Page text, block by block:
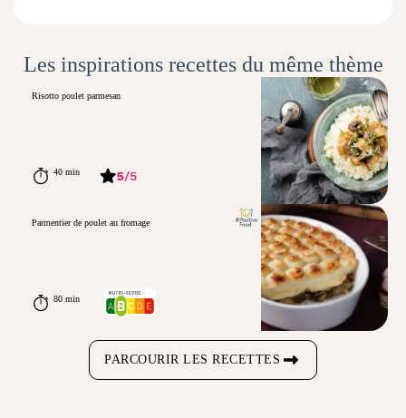
Les inspirations recettes du même thème
Risotto poulet parmesan
40 min 5/5
Parmentier de poulet au fromage
80 min
PARCOURIR LES RECETTES